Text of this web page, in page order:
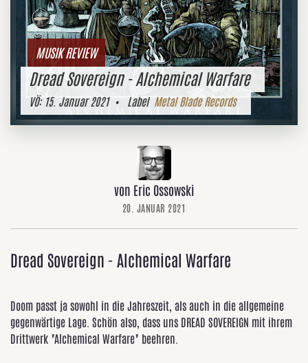
MUSIK REVIEW
Dread Sovereign - Alchemical Warfare
VÖ:15. Januar 2021• Label Metal Blade Records
von Eric Ossowski
20. JANUAR 2021
Dread Sovereign - Alchemical Warfare
Doom passt ja sowohl in die Jahreszeit, als auch in die allgemeine
gegenwärtige Lage. Schön also, dass uns DREAD SOVEREIGN mit ihrem
Drittwerk "Alchemical Warfare" beehren.